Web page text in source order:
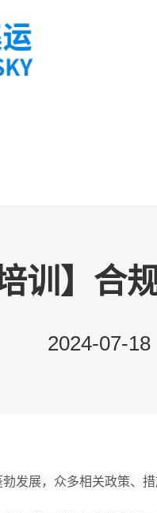
训】合
2024-07-18
发展，众多相关政策、